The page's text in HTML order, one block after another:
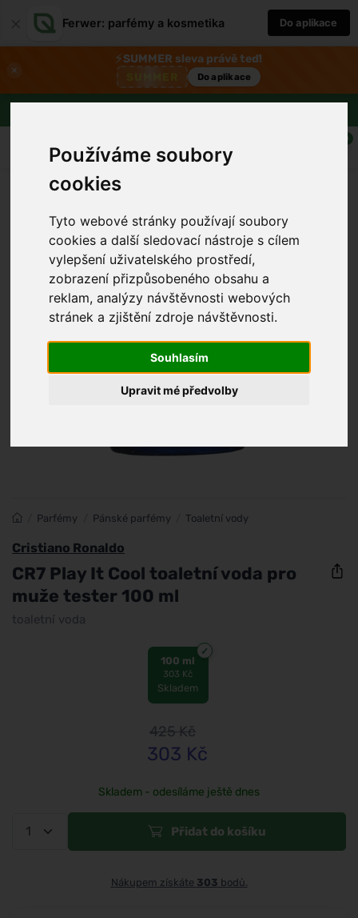
Používáme soubory
cookies
Tyto webové stránky používají soubory
cookies a další sledovací nástroje s cílem
vylepšení uživatelského prostředí,
zobrazení přizpůsobeného obsahu a
reklam, analýzy návštěvnosti webových
stránek a zjištění zdroje návštěvnosti.
Souhlasím
Upravit mé předvolby
Ferwer: parfémy a kosmetika Do aplikace
×
⚡SUMMER sleva právě teď!
Do aplikace
0
Parfémy Pánské parfémy Toaletní vody
Cristiano Ronaldo
CR7 Play It Cool toaletní voda pro
muže tester 100 ml
toaletní voda
100 ml
303 Kč
Skladem
425Kč
303 Kč
Skladem - odesíláme ještě dnes
Přidat do košíku
Nákupem získáte 303 bodů.